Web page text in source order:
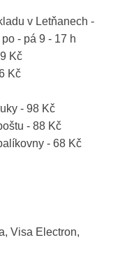
v Letňanech -
- pá 9 - 17 h
Kč
Kč
- 98 Kč
- 88 Kč
- 68 Kč
Visa Electron,